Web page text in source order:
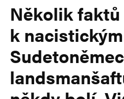
Několik faktů
k